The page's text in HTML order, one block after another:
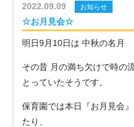
2022.09.09 お知らせ
☆お月見会☆
明日9月10日は 中秋の名月
その昔 月の満ち欠けで時の
とっていたそうです。
保育園では本日『お月見会
たり、